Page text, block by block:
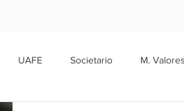
UAFE Societario M.